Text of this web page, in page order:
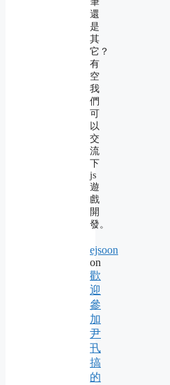
還
是
其
它？
有
空
我
們
可
以
交
流
下
js
遊
戲
開
發。
ejsoon
on
歡
迎
參
加
尹
卂
搞
的